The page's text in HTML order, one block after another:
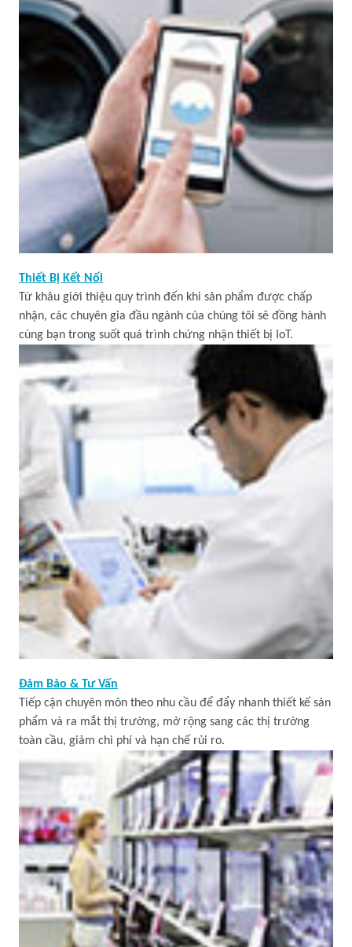
Thiết Bị Kết Nối
Từ khâu giới thiệu quy trình đến khi sản phẩm được chấp
nhận, các chuyên gia đầu ngành của chúng tôi sẽ đồng hành
cùng bạn trong suốt quá trình chứng nhận thiết bị IoT.
Đảm Bảo & Tư Vấn
Tiếp cận chuyên môn theo nhu cầu để đẩy nhanh thiết kế sản
phẩm và ra mắt thị trường, mở rộng sang các thị trường
toàn cầu, giảm chi phí và hạn chế rủi ro.